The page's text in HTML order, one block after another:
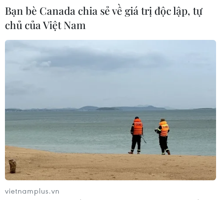
Bạn bè Canada chia sẻ về giá trị độc lập, tự
chủ của Việt Nam
vietnamplus.vn